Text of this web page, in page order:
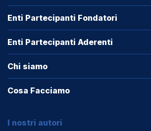
Enti Partecipanti Fondatori
Enti Partecipanti Aderenti
Chi siamo
Cosa Facciamo
I nostri autori